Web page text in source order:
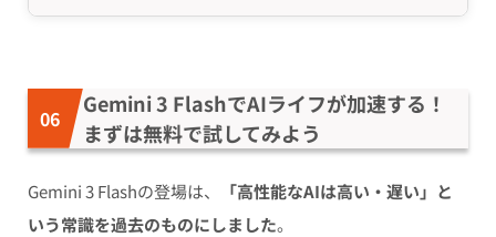
Gemini 3 FlashでAIライフが加速する！
まずは無料で試してみよう
Gemini 3 Flashの登場は、
「高性能なAIは高い・遅い」と
いう常識を過去のものにしました。